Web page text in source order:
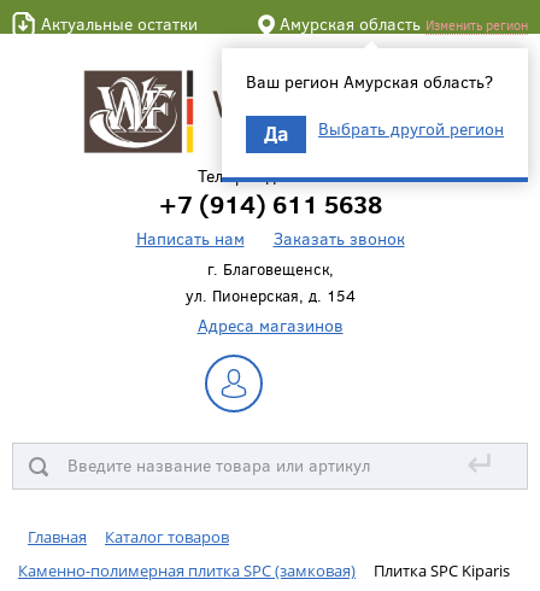
Актуальные остатки Амурская область Изменить регион
Ваш регион Амурская область?
Да Выбрать другой регион
Телефон для связи
+7 (914) 611 5638
Написать нам Заказать звонок
г. Благовещенск,
ул. Пионерская, д. 154
Адреса магазинов
↵
Главная
Каталог товаров
Каменно-полимерная плитка SPC (замковая)
Плитка SPC Kiparis